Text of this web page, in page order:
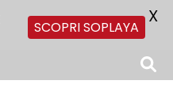
SCOPRI SOPLAYA X